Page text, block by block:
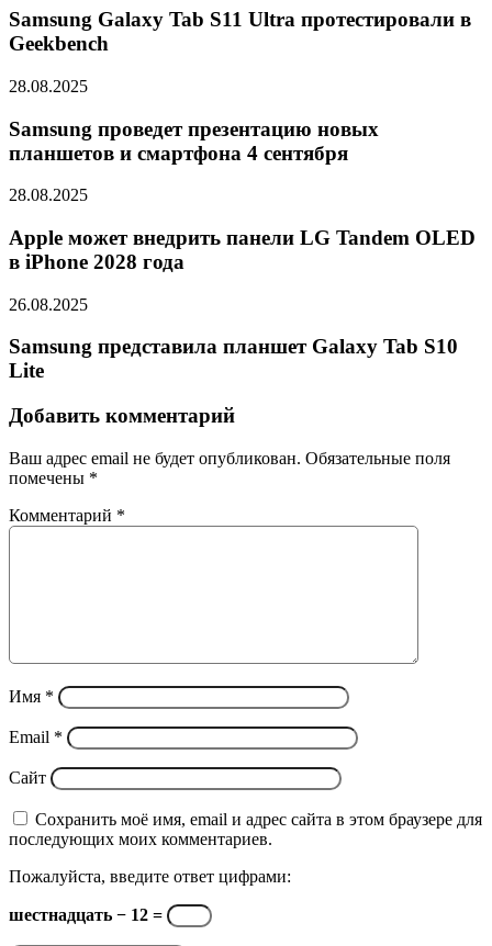
Samsung Galaxy Tab S11 Ultra протестировали в
Geekbench
28.08.2025
Samsung проведет презентацию новых
планшетов и смартфона 4 сентября
28.08.2025
Apple может внедрить панели LG Tandem OLED
в iPhone 2028 года
26.08.2025
Samsung представила планшет Galaxy Tab S10
Lite
Добавить комментарий
Ваш адрес email не будет опубликован. Обязательные поля
помечены *
Комментарий *
Имя *
Email *
Сайт
Сохранить моё имя, email и адрес сайта в этом браузере для
последующих моих комментариев.
Пожалуйста, введите ответ цифрами:
шестнадцать − 12 =